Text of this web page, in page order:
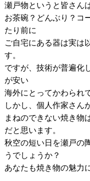
瀬戸物というと皆さん
お茶碗？どんぶり？コ
たり前に
ご自宅にある器は実は
す。
ですが、技術が普遍化
が安い
海外にとってかわられ
しかし、個人作家さん
まねのできない焼き物
だと思います。
秋空の短い日を瀬戸の
うでしょうか？
あなたも焼き物の魅力